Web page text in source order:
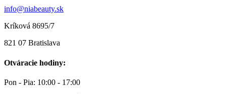
info@niabeauty.sk
Kríková 8695/7
821 07 Bratislava
Otváracie hodiny:
Pon - Pia: 10:00 - 17:00